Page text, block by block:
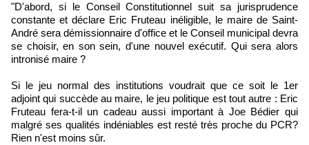
"D'abord, si le Conseil Constitutionnel suit sa jurisprudence
constante et déclare Eric Fruteau inéligible, le maire de Saint-
André sera démissionnaire d'office et le Conseil municipal devra
se choisir, en son sein, d'une nouvel exécutif. Qui sera alors
intronisé maire ?
Si le jeu normal des institutions voudrait que ce soit le 1er
adjoint qui succède au maire, le jeu politique est tout autre : Eric
Fruteau fera-t-il un cadeau aussi important à Joe Bédier qui
malgré ses qualités indéniables est resté très proche du PCR?
Rien n'est moins sûr.